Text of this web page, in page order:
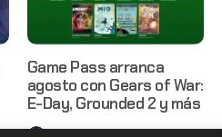
Game Pass arranca
agosto con Gears of War:
E-Day, Grounded 2 y más